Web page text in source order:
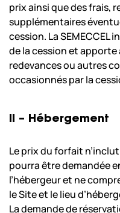
prix ainsi que des frais,
supplémentaires
cession. La SEMECCEL
de la cession et apporte
redevances ou autres
occasionnés par la
II – Hébergement
Le prix du forfait
pourra être demandée
l’hébergeur et ne
le Site et le lieu
La demande de